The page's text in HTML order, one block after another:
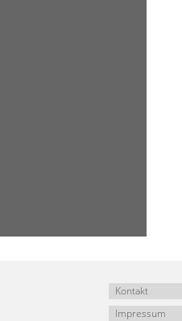
Kontakt
Impressum